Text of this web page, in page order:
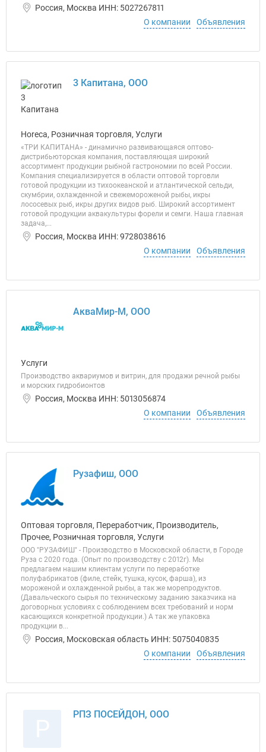
Россия, Москва ИНН: 5027267811
О компании
Объявления
3 Капитана, ООО
Horeca, Розничная торговля, Услуги
«ТРИ КАПИТАНА» - динамично развивающаяся оптово-
дистрибьюторская компания, поставляющая широкий
ассортимент продукции рыбной гастрономии по всей России.
Компания специализируется в области оптовой торговли
готовой продукции из тихоокеанской и атлантической сельди,
скумбрии, охлажденной и свежемороженой рыбы, икры
лососевых рыб, икры других видов рыб. Широкий ассортимент
готовой продукции аквакультуры форели и семги. Наша главная
задача,...
Россия, Москва ИНН: 9728038616
О компании
Объявления
АкваМир-М, ООО
Услуги
Производство аквариумов и витрин, для продажи речной рыбы
и морских гидробионтов
Россия, Москва ИНН: 5013056874
О компании
Объявления
Рузафиш, ООО
Оптовая торговля, Переработчик, Производитель,
Прочее, Розничная торговля, Услуги
ООО "РУЗАФИШ" - Производство в Московской области, в Городе
Руза с 2020 года. (Опыт по производству с 2012г). Мы
предлагаем нашим клиентам услуги по переработке
полуфабрикатов (филе, стейк, тушка, кусок, фарша), из
мороженой и охлажденной рыбы, а так же морепродуктов.
(Давальческого сырья по техническому заданию заказчика на
договорных условиях с соблюдением всех требований и норм
касающихся конкретной продукции.) А так же упаковка
продукции в...
Россия, Московская область ИНН: 5075040835
О компании
Объявления
РПЗ ПОСЕЙДОН, ООО